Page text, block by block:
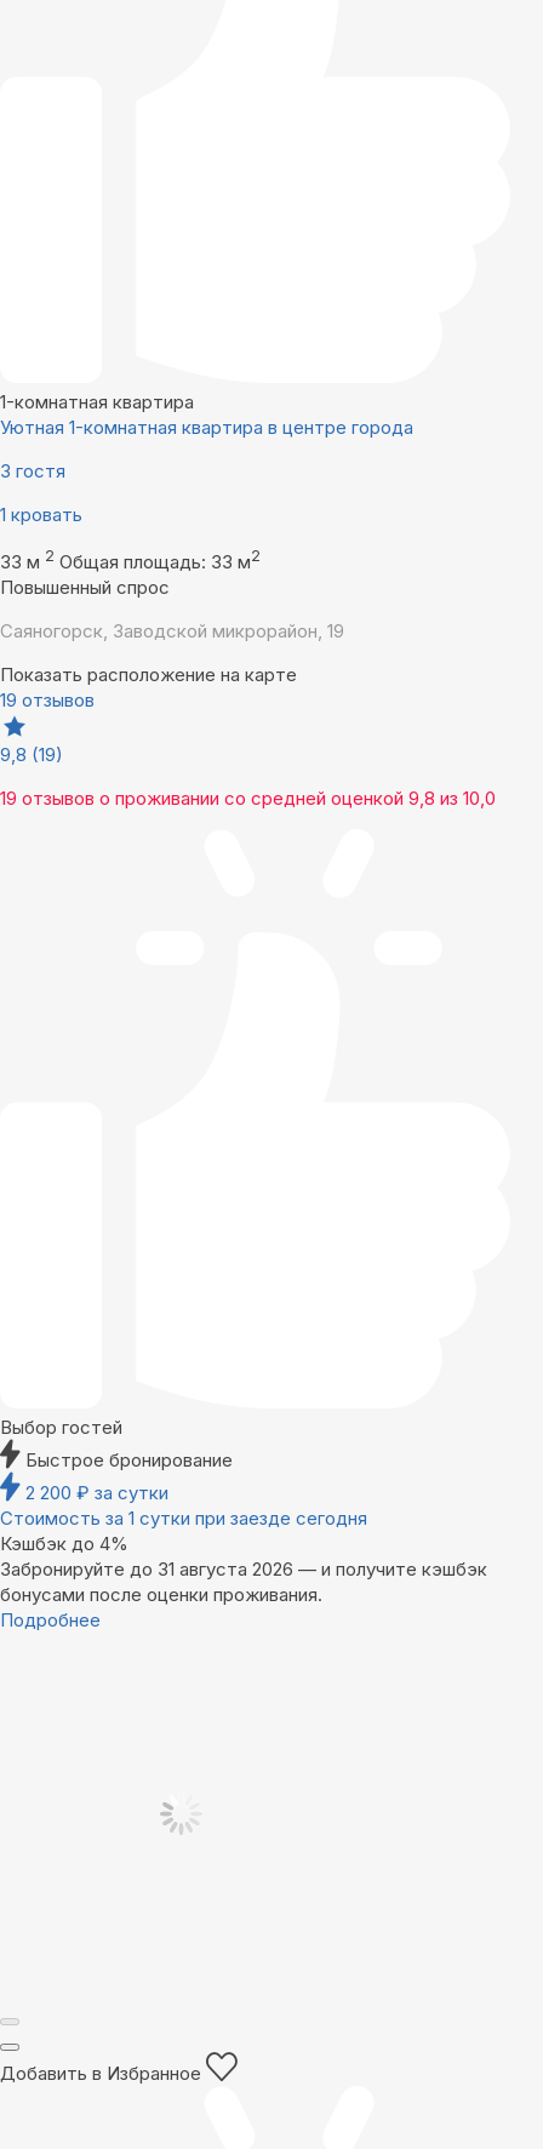
1-комнатная квартира
Уютная 1-комнатная квартира в центре города
3 гостя
1 кровать
33 м 2 Общая площадь: 33 м2
Повышенный спрос
Саяногорск, Заводской микрорайон, 19
Показать расположение на карте
19 отзывов
9,8 (19)
19 отзывов о проживании со средней оценкой 9,8 из 10,0
Выбор гостей
Быстрое бронирование
2 200 ₽ за сутки
Стоимость за 1 сутки при заезде сегодня
Кэшбэк до 4%
Забронируйте до 31 августа 2026 — и получите кэшбэк
бонусами после оценки проживания.
Подробнее
Добавить в Избранное